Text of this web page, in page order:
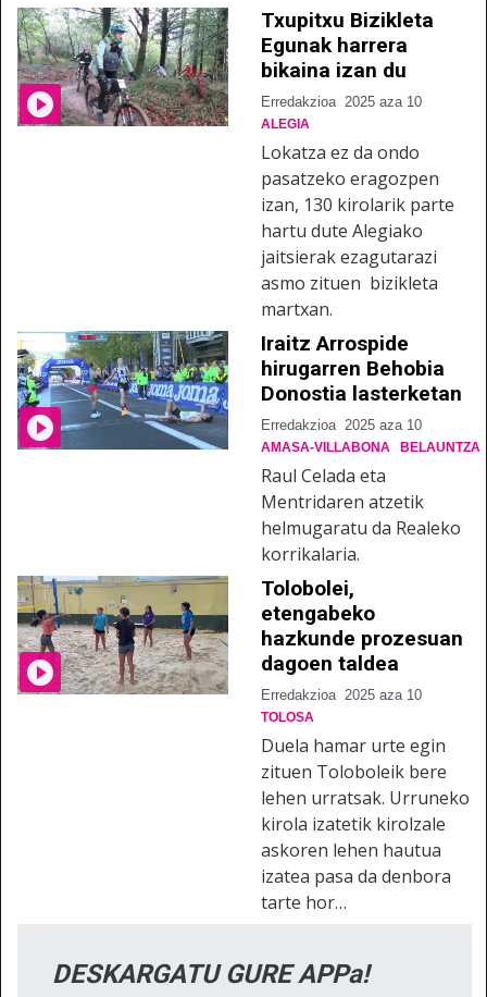
Txupitxu Bizikleta
Egunak harrera
bikaina izan du
Erredakzioa 2025 aza 10
ALEGIA
Lokatza ez da ondo
pasatzeko eragozpen
izan, 130 kirolarik parte
hartu dute Alegiako
jaitsierak ezagutarazi
asmo zituen bizikleta
martxan.
Iraitz Arrospide
hirugarren Behobia
Donostia lasterketan
Erredakzioa 2025 aza 10
AMASA-VILLABONA BELAUNTZA
Raul Celada eta
Mentridaren atzetik
helmugaratu da Realeko
korrikalaria.
Tolobolei,
etengabeko
hazkunde prozesuan
dagoen taldea
Erredakzioa 2025 aza 10
TOLOSA
Duela hamar urte egin
zituen Toloboleik bere
lehen urratsak. Urruneko
kirola izatetik kirolzale
askoren lehen hautua
izatea pasa da denbora
tarte hor…
DESKARGATU GURE APPa!